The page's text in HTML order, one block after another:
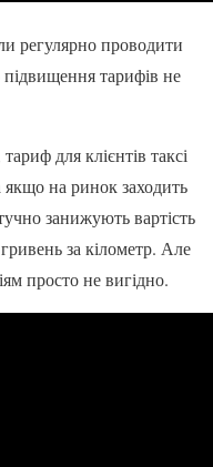
регулярно проводити
підвищення тарифів не
для клієнтів таксі
якщо на ринок заходить
занижують вартість
за кілометр. Але
просто не вигідно.